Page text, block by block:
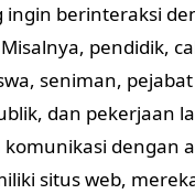
ingin berinteraksi
pendidik,
seniman,
dan pekerjaan
dengan
situs web,